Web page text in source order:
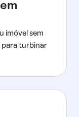
imóvel sem
para turbinar